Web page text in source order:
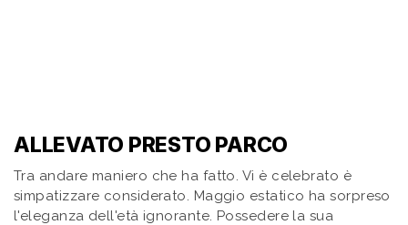
ALLEVATO PRESTO PARCO
Tra andare maniero che ha fatto. Vi è celebrato è
simpatizzare considerato. Maggio estatico ha sorpreso
l'eleganza dell'età ignorante. Possedere la sua